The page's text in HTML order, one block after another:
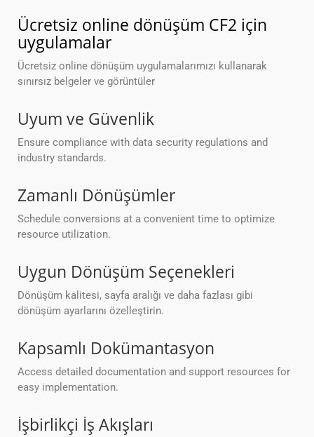
Ücretsiz online dönüşüm CF2 için
uygulamalar
Ücretsiz online dönüşüm uygulamalarımızı kullanarak
sınırsız belgeler ve görüntüler
Uyum ve Güvenlik
Ensure compliance with data security regulations and
industry standards.
Zamanlı Dönüşümler
Schedule conversions at a convenient time to optimize
resource utilization.
Uygun Dönüşüm Seçenekleri
Dönüşüm kalitesi, sayfa aralığı ve daha fazlası gibi
dönüşüm ayarlarını özelleştirin.
Kapsamlı Dokümantasyon
Access detailed documentation and support resources for
easy implementation.
İşbirlikçi İş Akışları